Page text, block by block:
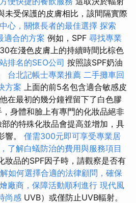
未受保護的皮膚相比，該間隔實際
心，關懷長者的最佳選擇 探索
適合的方案 例如，SPF 尋找專業
30在淺色皮膚上的持續時間比棕色
排名的SEO公司 按照該SPF奶油
台北記帳士專業推薦 二手攤車回
方案 上面的前5名包含適合敏感皮
在最初的幾分鐘裡留下了白色膠
，身體和臉上有專門的化妝品絕非
部的特殊化妝品會提高並增加，具
響。 僅需300元即可享受專業居
了解白蟻防治的費用與服務項目
妝品的SPF因子時，請觀察是否有
如何選擇合適的法律顧問，確保
廠商，保障活動順利進行 現代風
尚感 UVB）或僅防止UVB輻射。